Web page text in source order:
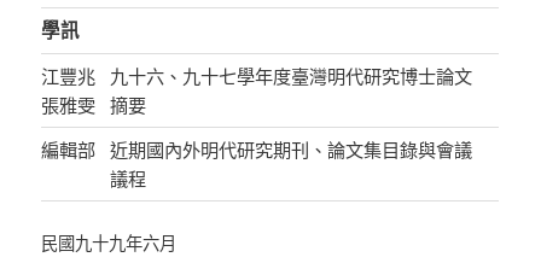
學訊
江豐兆
張雅雯
九十六、九十七學年度臺灣明代研究博士論文
摘要
編輯部 近期國內外明代研究期刊、論文集目錄與會議
議程
民國九十九年六月